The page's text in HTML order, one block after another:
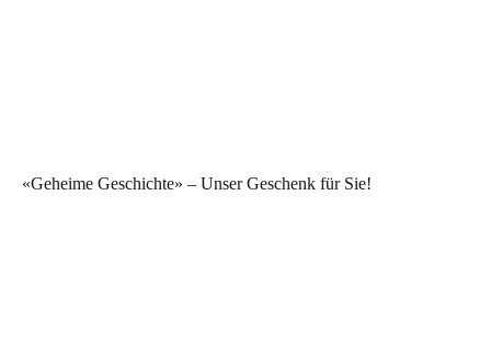
«Geheime Geschichte» – Unser Geschenk für Sie!